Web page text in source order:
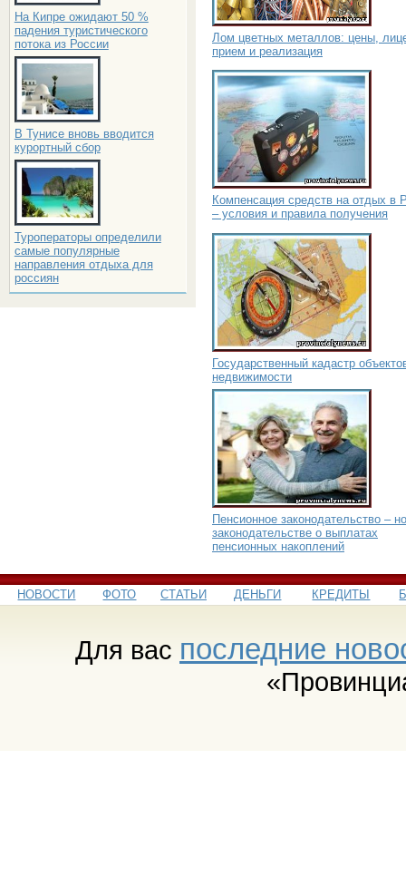
На Кипре ожидают 50 %
падения туристического
потока из России
В Тунисе вновь вводится
курортный сбор
Туроператоры определили
самые популярные
направления отдыха для
россиян
Лом цветных металлов: цены,
прием и реализация
Компенсация средств на отдых в
– условия и правила получения
Государственный кадастр
недвижимости
Пенсионное законодательство –
законодательстве о выплатах
пенсионных накоплений
НОВОСТИ ФОТО СТАТЬИ ДЕНЬГИ КРЕДИТЫ
Для вас последние